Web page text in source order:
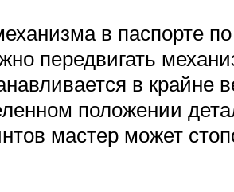
в паспорте
передвигать
в
положении
мастер может